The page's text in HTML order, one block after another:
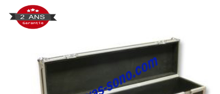
Sonorisation
Accessoires Pieds Cellules Diamants